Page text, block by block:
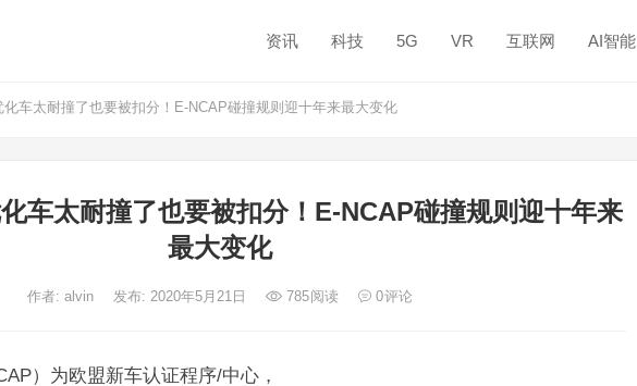
资讯 科技 5G VR 互联网 AI智能
车太耐撞了也要被扣分！E-NCAP碰撞规则迎十年来最大变化
车太耐撞了也要被扣分！E-NCAP碰撞规则迎十年来
最大变化
作者: alvin 发布: 2020年5月21日 785阅读 0评论
）为欧盟新车认证程序/中心，